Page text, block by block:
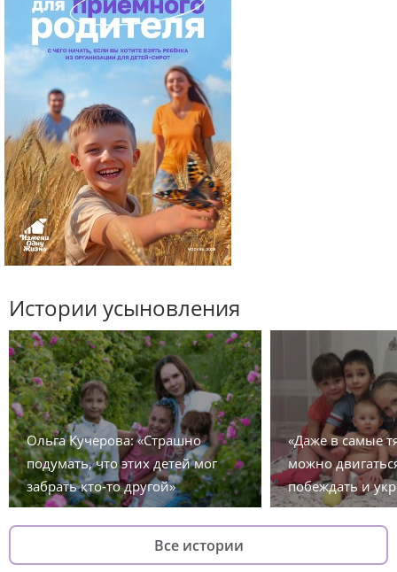
Истории усыновления
Ольга Кучерова: «Страшно
подумать, что этих детей мог
забрать кто-то другой»
«Даже в самые
можно
побеждать и
Все истории